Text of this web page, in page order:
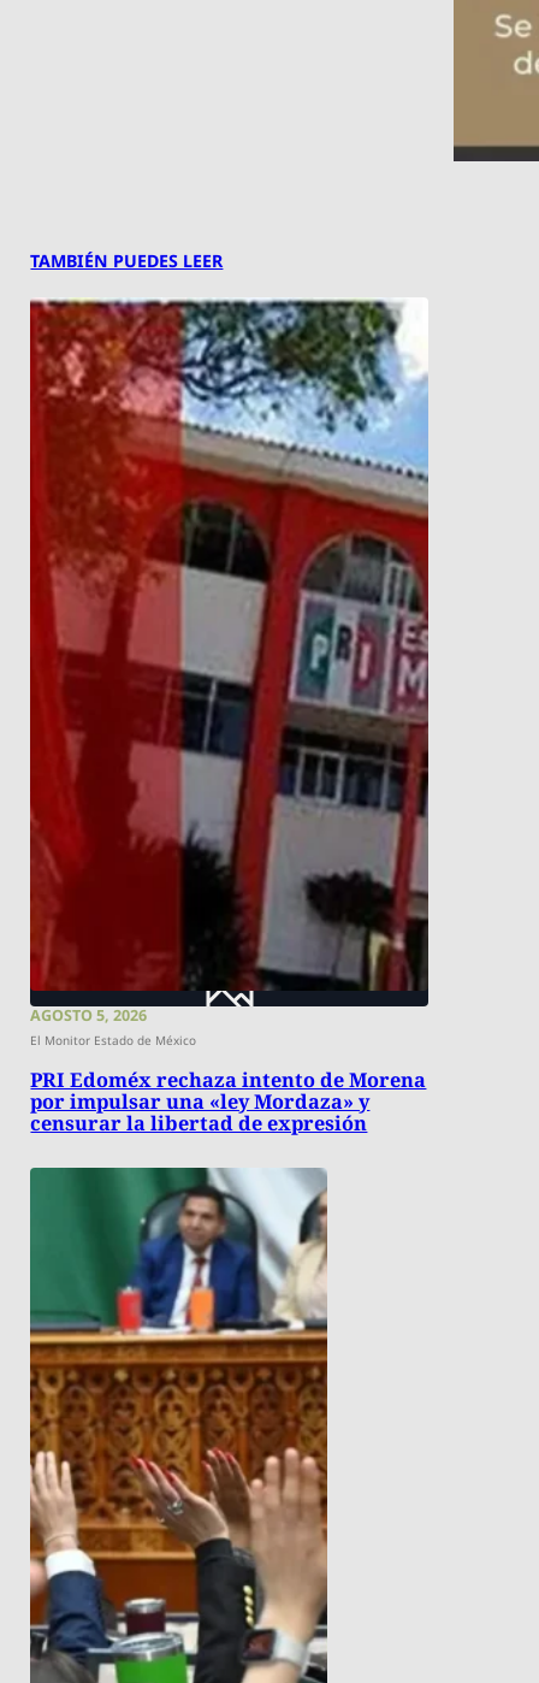
TAMBIÉN PUEDES LEER
AGOSTO 5, 2026
El Monitor Estado de México
PRI Edoméx rechaza intento de Morena
por impulsar una «ley Mordaza» y
censurar la libertad de expresión